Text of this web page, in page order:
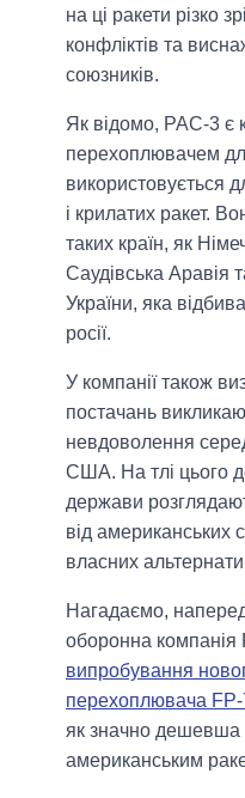
на ці ракети різко
конфліктів та
союзників.
Як відомо, PAC-3 є
перехоплювачем
використовується
і крилатих ракет.
таких країн, як
Саудівська Аравія
України, яка
росії.
У компанії також
постачань
невдоволення
США. На тлі цього
держави
від американських
власних
Нагадаємо,
оборонна компанія
випробування
перехоплювача
як значно дешевша
американським